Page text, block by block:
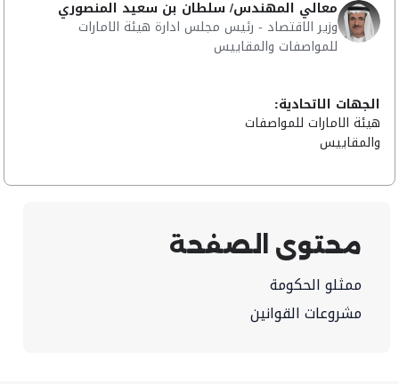
معالي المهندس/ سلطان بن سعيد المنصوري
وزير الاقتصاد - رئيس مجلس ادارة هيئة الامارات
للمواصفات والمقاييس
الجهات الاتحادية:
هيئة الامارات للمواصفات
والمقاييس
محتوى الصفحة
ممثلو الحكومة
مشروعات القوانين